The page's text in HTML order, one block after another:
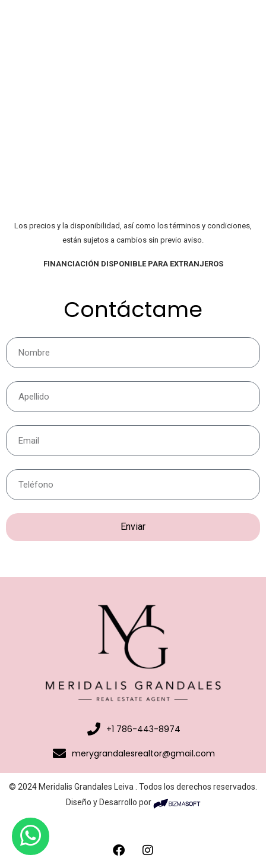
Los precios y la disponibilidad, así como los términos y condiciones,
están sujetos a cambios sin previo aviso.
FINANCIACIÓN DISPONIBLE PARA EXTRANJEROS
Contáctame
Enviar
+1 786-443-8974
merygrandalesrealtor@gmail.com
© 2024 Meridalis Grandales Leiva . Todos los derechos reservados.
Diseño y Desarrollo por